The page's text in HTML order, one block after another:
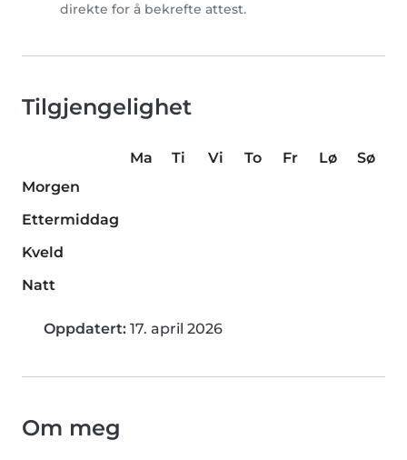
direkte for å bekrefte attest.
Tilgjengelighet
Ma Ti Vi To Fr Lø
Sø
Morgen
Ettermiddag
Kveld
Natt
Oppdatert: 17. april 2026
Om meg